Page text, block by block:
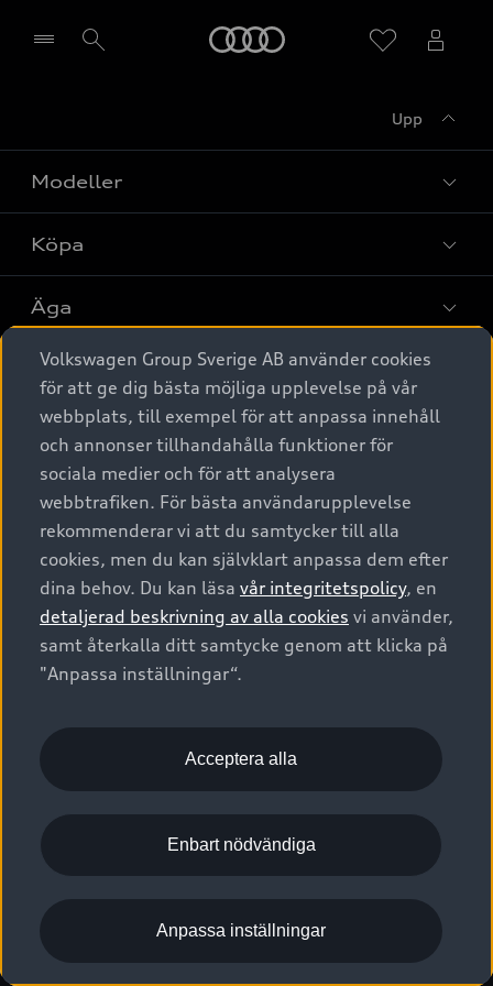
Upp
Modeller
Alla modeller
Elbilar
A6 modellerna
SUV
Avant
Audi Sport
Köpa
Privaterbjudanden
Privatleasing
Nya bilar i lager
Begagnade bilar i lager
Audi approved :plus - så gott som nya
Finansiering
Audi exclusive
Provkörning
Äga
Service & tillbehör
Audi digital services
Originaltillbehör - köp online
Garantier
Försäkring
Digitala manualer för din Audi
Audi Collection – livsstilsartiklar
Vanliga frågor
2G/3G nätet stängs ned - Hur påverkas min bil av detta?
Tjänstebil
Tjänstebil
Business lease online
Företagsleasing
Om Audi Sverige
Kontakta oss
Audi Återförsäljare/-serviceverkstad
myAudi
Pressmeddelanden
Nyhetsbrev
Vårt hållbarhetsarbete
Lediga tjänster huvudkontor
Lediga tjänster hos Audi Återförsäljare
Kommentar till mediauppgifter om dataläcka
© 2026 AUDI SVERIGE. All Rights Reserved.
Utgivare Juridiskt
Juridiskt Audi AG
Juridiskt Audi Digital Giveaway
Anpassa inställningar för cookies
Visselblåsarkanaler
Volkswagen Group Sverige AB använder cookies
för att ge dig bästa möjliga upplevelse på vår
webbplats, till exempel för att anpassa innehåll
och annonser tillhandahålla funktioner för
sociala medier och för att analysera
webbtrafiken. För bästa användarupplevelse
rekommenderar vi att du samtycker till alla
cookies, men du kan självklart anpassa dem efter
dina behov. Du kan läsa vår integritetspolicy, en
detaljerad beskrivning av alla cookies vi använder,
samt återkalla ditt samtycke genom att klicka på
"Anpassa inställningar“.
Acceptera alla
Enbart nödvändiga
Anpassa inställningar